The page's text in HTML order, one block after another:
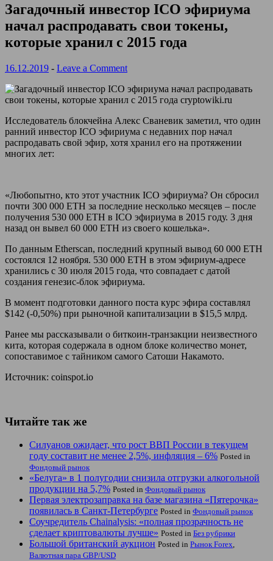
Загадочный инвестор ICO эфириума
начал распродавать свои токены,
которые хранил с 2015 года
16.12.2019 - Leave a Comment
Исследователь блокчейна Алекс Сваневик заметил, что один
ранний инвестор ICO эфириума с недавних пор начал
распродавать свой эфир, хотя хранил его на протяжении
многих лет:
«Любопытно, кто этот участник ICO эфириума? Он сбросил
почти 300 000 ETH за последние несколько месяцев – после
получения 530 000 ETH в ICO эфириума в 2015 году. 3 дня
назад он вывел 60 000 ETH из своего кошелька».
По данным Etherscan, последний крупный вывод 60 000 ETH
состоялся 12 ноября. 530 000 ETH в этом эфириум-адресе
хранились с 30 июля 2015 года, что совпадает с датой
создания генезис-блок эфириума.
В момент подготовки данного поста курс эфира составлял
$142 (-0,50%) при рыночной капитализации в $15,5 млрд.
Ранее мы рассказывали о биткоин-транзакции неизвестного
кита, которая содержала в одном блоке количество монет,
сопоставимое с тайником самого Сатоши Накамото.
Источник: coinspot.io
Читайте так же
Силуанов ожидает, что рост ВВП России в текущем
году составит не менее 2,5%, инфляция – 6% Posted in
Фондовый рынок
«Белуга» в 1 полугодии снизила отгрузки алкогольной
продукции на 5,7% Posted in Фондовый рынок
Первая электрозаправка на базе магазина «Пятерочка»
появилась в Санкт-Петербурге Posted in Фондовый рынок
Соучредитель Chainalysis: «полная прозрачность не
сделает криптовалюты лучше» Posted in Без рубрики
Большой британский аукцион Posted in Рынок Forex,
Валютная пара GBP/USD